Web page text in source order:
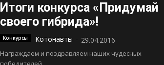
Итоги конкурса «Придумай
своего гибрида»!
Конкурсы Котонавты - 29.04.2016
Награждаем и поздравляем наших чудесных